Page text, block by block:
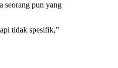
seorang pun yang
tidak spesifik,”